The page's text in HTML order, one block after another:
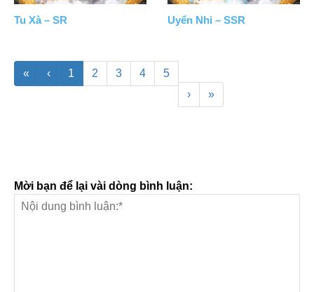
Tu Xà – SR Uyển Nhi – SSR
« ‹ 1 2 3 4
5
›
»
Mời bạn để lại vài dòng bình luận: